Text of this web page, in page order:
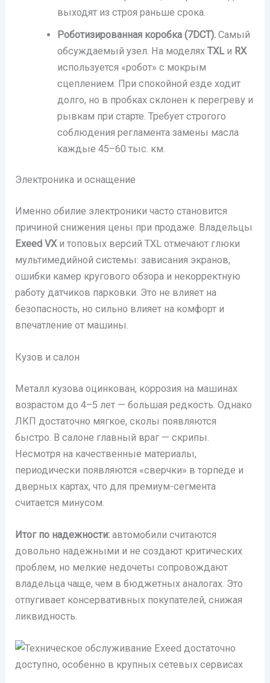
выходят из строя раньше срока.
Роботизированная коробка (7DCT).Самый
обсуждаемый узел. На моделях TXLи RX
используется «робот» с мокрым
сцеплением. При спокойной езде ходит
долго, но в пробках склонен к перегреву и
рывкам при старте. Требует строгого
соблюдения регламента замены масла
каждые 45–60 тыс. км.
Электроника и оснащение
Именно обилие электроники часто становится
причиной снижения цены при продаже. Владельцы
Exeed VXи топовых версий TXL отмечают глюки
мультимедийной системы: зависания экранов,
ошибки камер кругового обзора и некорректную
работу датчиков парковки. Это не влияет на
безопасность, но сильно влияет на комфорт и
впечатление от машины.
Кузов и салон
Металл кузова оцинкован, коррозия на машинах
возрастом до 4–5 лет — большая редкость. Однако
ЛКП достаточно мягкое, сколы появляются
быстро. В салоне главный враг — скрипы.
Несмотря на качественные материалы,
периодически появляются «сверчки» в торпеде и
дверных картах, что для премиум-сегмента
считается минусом.
Итог по надежности: автомобили считаются
довольно надежными и не создают критических
проблем, но мелкие недочеты сопровождают
владельца чаще, чем в бюджетных аналогах. Это
отпугивает консервативных покупателей, снижая
ликвидность.